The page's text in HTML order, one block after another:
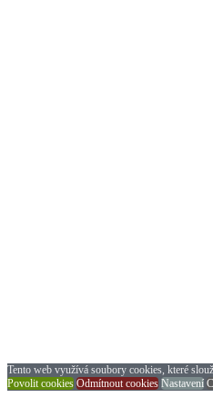
Tento web využívá soubory cookies, které
Povolit cookies Odmítnout cookies Nastavení